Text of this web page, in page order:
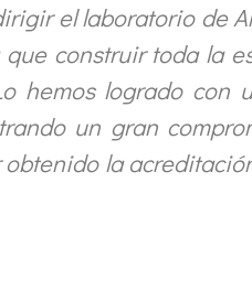
el laboratorio de
construir toda la
hemos logrado con
un gran
la